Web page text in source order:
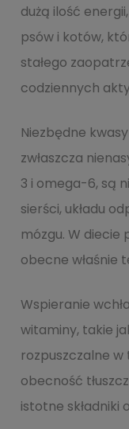
dużą ilość
psów i kotów,
stałego
codziennych
Niezbędne
zwłaszcza
3 i omega-6, są
sierści, układu
mózgu. W
obecne właśnie
Wspieranie
witaminy, takie
rozpuszczalne w
obecność
istotne składniki